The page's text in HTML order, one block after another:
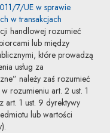
7/UE w sprawie
w transakcjach
w nowym oknie
handlowej rozumieć
lub między
które prowadzą
usług za
należy zaś rozumieć
rozumieniu art. 2 ust. 1
1 ust. 9 dyrektywy
lub wartości